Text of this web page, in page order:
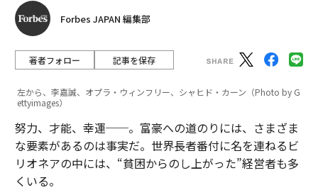
Forbes JAPAN 編集部
著者フォロー 記事を保存
左から、李嘉誠、オプラ・ウィンフリー、シャヒド・カーン（Photo by G
ettyimages）
努力、才能、幸運──。富豪への道のりには、さまざま
な要素があるのは事実だ。世界長者番付に名を連ねるビ
リオネアの中には、“貧困からのし上がった”経営者も多
くいる。